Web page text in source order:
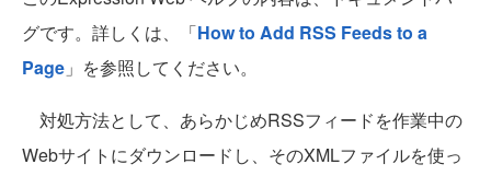
グです。詳しくは、「How to Add RSS Feeds to a
Page 」を参照してください。
対処方法として、あらかじめRSSフィードを作業中の
Webサイトにダウンロードし、そのXMLファイルを使っ